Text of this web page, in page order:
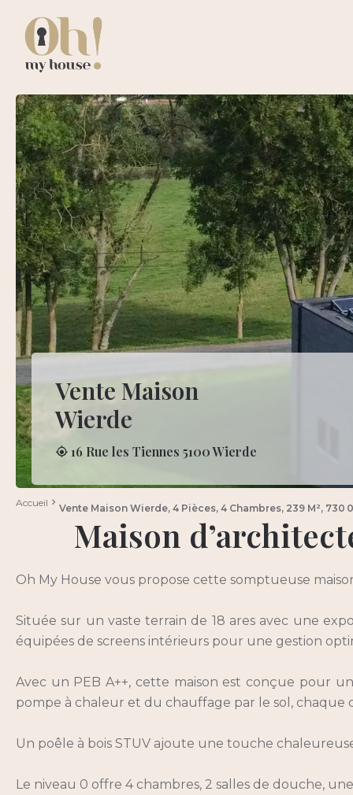
Vente Maison
Wierde
16 Rue les Tiennes 5100 Wierde
Accueil Vente Maison Wierde, 4 Pièces, 4 Chambres, 239 M², 730
Maison
Oh My House vous propose cette somptueuse
Située sur un vaste terrain de 18 ares avec une
équipées de screens intérieurs pour une gestion
Avec un PEB A++, cette maison est conçue pour
pompe à chaleur et du chauffage par le sol, chaque
Un poêle à bois STUV ajoute une touche
Le niveau 0 offre 4 chambres, 2 salles de douche,